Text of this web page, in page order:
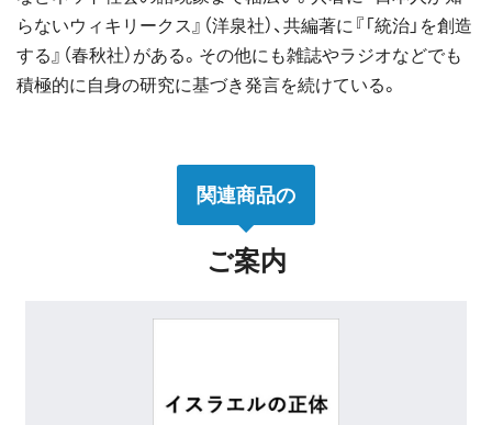
らないウィキリークス』（洋泉社）、共編著に『「統治」を創造
する』（春秋社）がある。その他にも雑誌やラジオなどでも
積極的に自身の研究に基づき発言を続けている。
関連商品の
ご案内